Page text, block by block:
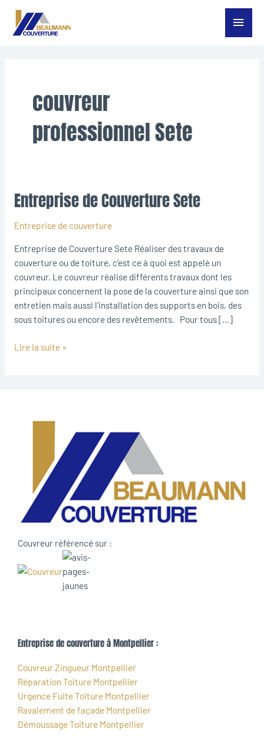
Aller
Menu
couvreur
professionnel Sete
Entreprise de Couverture Sete
Entreprise de couverture
Entreprise de Couverture Sete Réaliser des travaux de
couverture ou de toiture, c’est ce à quoi est appelé un
couvreur. Le couvreur réalise différents travaux dont les
principaux concernent la pose de la couverture ainsi que son
entretien mais aussi l’installation des supports en bois, des
sous toitures ou encore des revêtements. Pour tous […]
Entreprise
de
Couverture
Lire la suite »
Couvreur référencé sur :
Entreprise de couverture à Montpellier :
Couvreur Zingueur Montpellier
Réparation Toiture Montpellier
Urgence Fuite Toiture Montpellier
Ravalement de façade Montpellier
Démoussage Toiture Montpellier